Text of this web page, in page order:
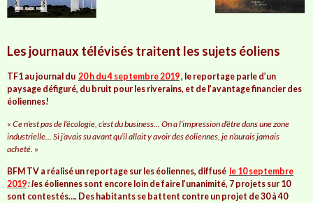
Les journaux télévisés traitent les sujets éoliens
TF1 au journal du 20 h du 4 septembre 2019, le reportage parle d’un
paysage défiguré, du bruit pour les riverains, et de l’avantage financier des
éoliennes!
« Ce n’est pas de l’écologie, c’est du business... On a l’impression d’être dans une zone
industrielle... Si j’avais su avant qu’il allait y avoir des éoliennes, je n’aurais jamais
acheté. »
BFM TV a réalisé un reportage sur les éoliennes, diffusé le 10 septembre
2019: les éoliennes sont encore loin de faire l’unanimité, 7 projets sur 10
sont contestés…. Des habitants se battent contre un projet de 30 à 40